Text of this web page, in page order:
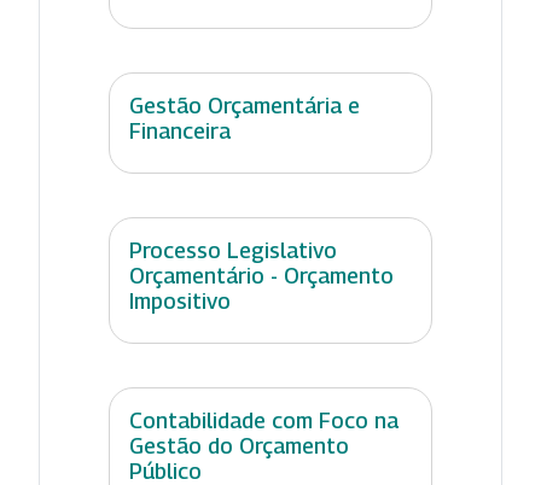
Gestão Orçamentária e
Financeira
Processo Legislativo
Orçamentário - Orçamento
Impositivo
Contabilidade com Foco na
Gestão do Orçamento
Público